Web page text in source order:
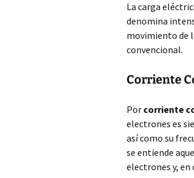
La carga
denomina
movimiento de
convencional.
Corriente
Por corriente
electrones es
así como su
se entiende
electrones y, en